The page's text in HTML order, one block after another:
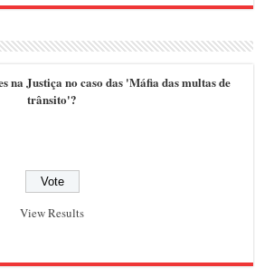
na Justiça no caso das 'Máfia das multas de
trânsito'?
View Results